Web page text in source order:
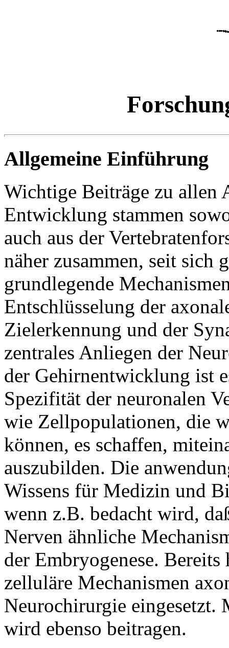
Allgemeine Einführung
Wichtige Beiträge zu allen
Entwicklung stammen
auch aus der
näher zusammen, seit sich
grundlegende
Entschlüsselung der
Zielerkennung und der
zentrales Anliegen der
der Gehirnentwicklung ist
Spezifität der neuronalen
wie Zellpopulationen, die
können, es schaffen,
auszubilden. Die
Wissens für Medizin und
wenn z.B. bedacht wird,
Nerven ähnliche
der Embryogenese.
zelluläre Mechanismen
Neurochirurgie
wird ebenso beitragen.